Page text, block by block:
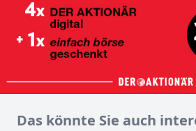
Das könnte Sie auch